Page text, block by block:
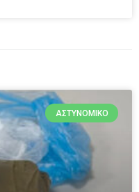
ΑΣΤΥΝΟΜΙΚΌ